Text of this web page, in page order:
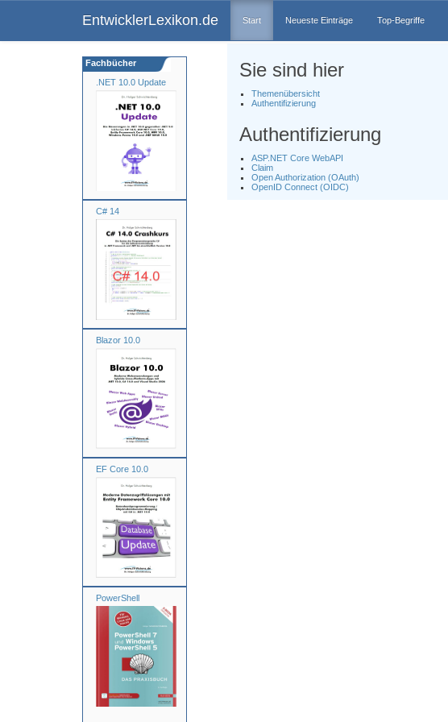
EntwicklerLexikon.de Start Neueste Einträge Top-Begriffe
.NET 10.0 Update
C# 14
Blazor 10.0
EF Core 10.0
PowerShell
Fachbücher Sie sind hier
Themenübersicht
Authentifizierung
Authentifizierung
ASP.NET Core WebAPI
Claim
Open Authorization (OAuth)
OpenID Connect (OIDC)